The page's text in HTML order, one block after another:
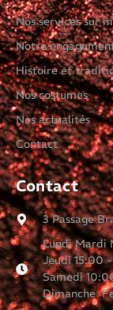
Nos services sur
Notre
Histoire et
Nos costumes
Nos actualités
Contact
Contact
3 Passage
Lundi Mardi
Jeudi 15:00
Samedi
Dimanche